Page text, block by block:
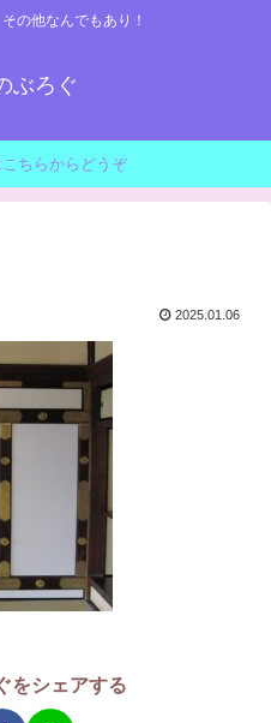
の他なんでもあり！
ぶろぐ
ちらからどうぞ
2025.01.06
をシェアする